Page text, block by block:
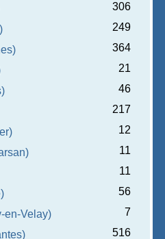
306
249
364
21
46
217
12
11
11
56
en-Velay)
7
516